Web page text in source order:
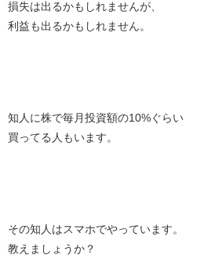
損失は出るかもしれませんが、
利益も出るかもしれません。
知人に株で毎月投資額の10%ぐらい
買ってる人もいます。
その知人はスマホでやっています。
教えましょうか？